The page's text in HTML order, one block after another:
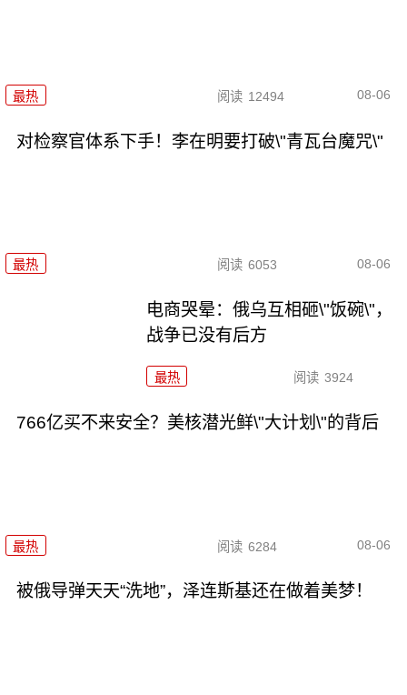
最热 阅读 12494 08-06
对检察官体系下手！李在明要打破\"青瓦台魔咒\"
最热 阅读 6053 08-06
电商哭晕：俄乌互相砸\"饭碗\"，
战争已没有后方
最热 阅读 3924
766亿买不来安全？美核潜光鲜\"大计划\"的背后
最热 阅读 6284 08-06
被俄导弹天天“洗地”，泽连斯基还在做着美梦！